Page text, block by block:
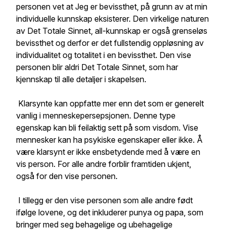
personen vet at Jeg er bevissthet, på grunn av at min
individuelle kunnskap eksisterer. Den virkelige naturen
av Det Totale Sinnet, all-kunnskap er også grenseløs
bevissthet og derfor er det fullstendig oppløsning av
individualitet og totalitet i en bevissthet. Den vise
personen blir aldri Det Totale Sinnet, som har
kjennskap til alle detaljer i skapelsen.
Klarsynte kan oppfatte mer enn det som er generelt
vanlig i menneskepersepsjonen. Denne type
egenskap kan bli feilaktig sett på som visdom. Vise
mennesker kan ha psykiske egenskaper eller ikke. Å
være klarsynt er ikke ensbetydende med å være en
vis person. For alle andre forblir framtiden ukjent,
også for den vise personen.
I tillegg er den vise personen som alle andre født
ifølge lovene, og det inkluderer punya og papa, som
bringer med seg behagelige og ubehagelige